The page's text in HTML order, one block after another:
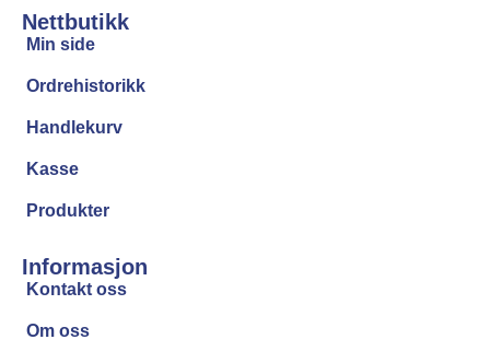
Nettbutikk
Min side
Ordrehistorikk
Handlekurv
Kasse
Produkter
Informasjon
Kontakt oss
Om oss